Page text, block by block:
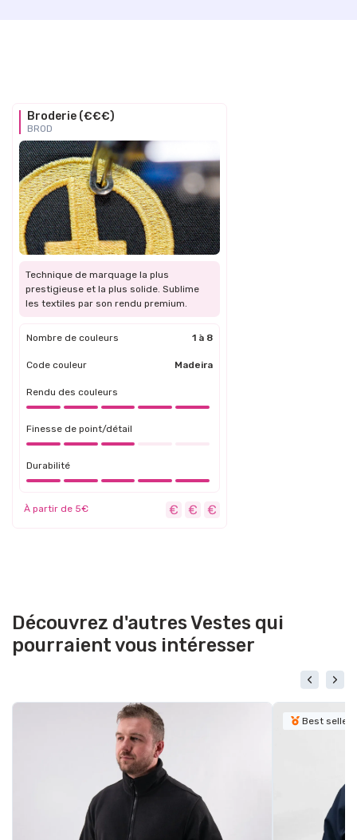
Broderie (€€€)
BROD
Technique de marquage la plus
prestigieuse et la plus solide. Sublime
les textiles par son rendu premium.
Nombre de couleurs 1 à 8
Code couleur Madeira
Rendu des couleurs
Finesse de point/détail
Durabilité
À partir de 5€
Découvrez d'autres Vestes qui
pourraient vous intéresser
Best seller